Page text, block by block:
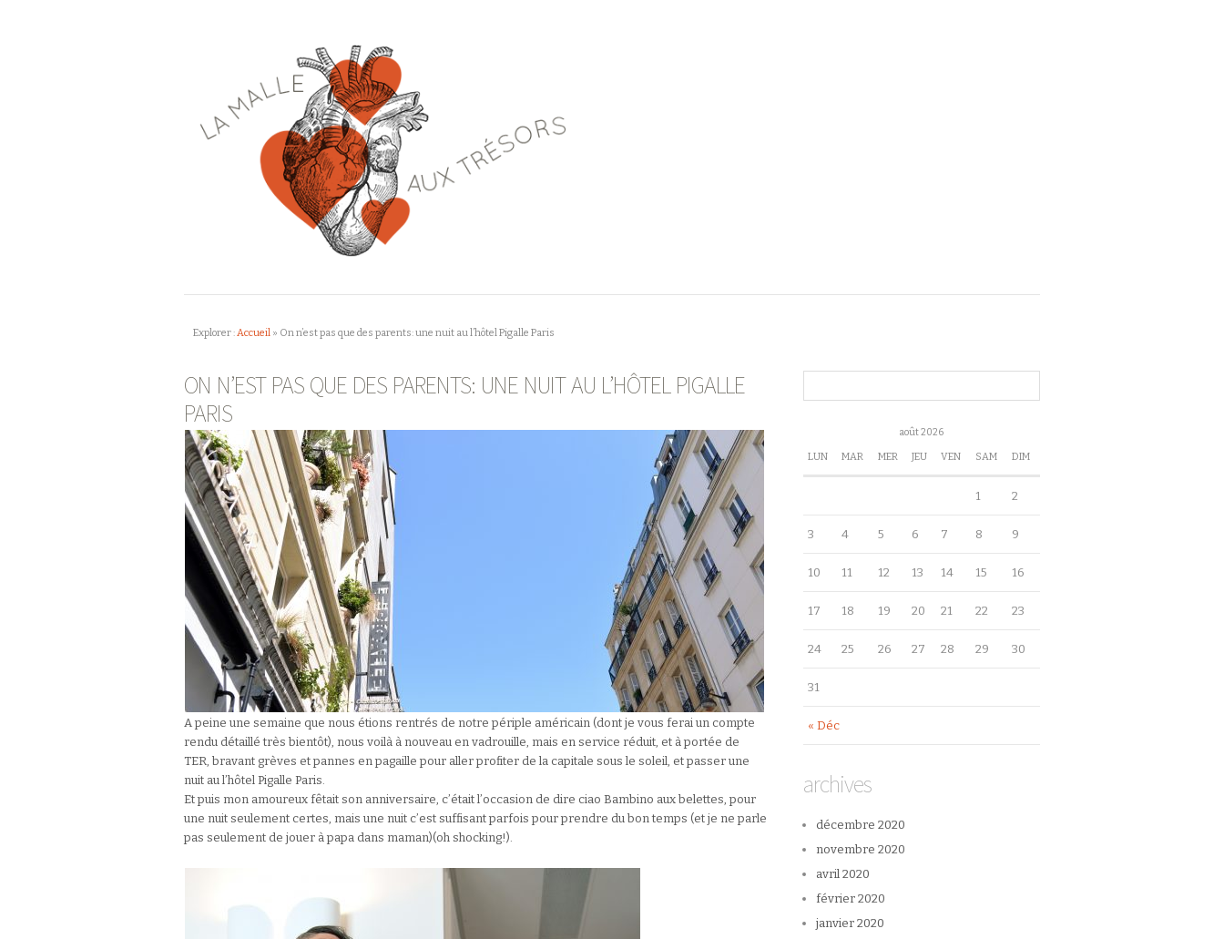
Explorer :Accueil » On n’est pas que des parents: une nuit au l’hôtel Pigalle Paris
ON N’EST PAS QUE DES PARENTS: UNE NUIT AU L’HÔTEL PIGALLE
PARIS
A peine une semaine que nous étions rentrés de notre périple américain (dont je vous ferai un compte
rendu détaillé très bientôt), nous voilà à nouveau en vadrouille, mais en service réduit, et à portée de
TER, bravant grèves et pannes en pagaille pour aller profiter de la capitale sous le soleil, et passer une
nuit au l’hôtel Pigalle Paris.
Et puis mon amoureux fêtait son anniversaire, c’était l’occasion de dire ciao Bambino aux belettes, pour
une nuit seulement certes, mais une nuit c’est suffisant parfois pour prendre du bon temps (et je ne parle
pas seulement de jouer à papa dans maman)(oh shocking!).
août 2026
LUN MAR MER JEU VEN SAM DIM
« Déc
1 2
3 4 5 6 7 8 9
10 11 12 13 14 15 16
17 18 19 20 21 22 23
24 25 26 27 28 29 30
31
archives
décembre 2020
novembre 2020
avril 2020
février 2020
janvier 2020